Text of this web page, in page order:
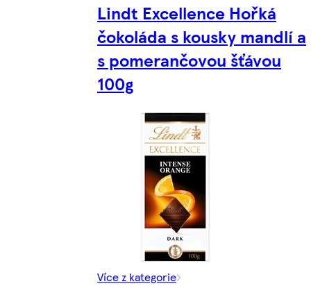
Lindt Excellence Hořká
čokoláda s kousky mandlí a
s pomerančovou šťávou
100g
Více z kategorie